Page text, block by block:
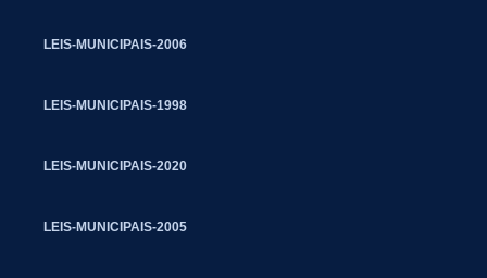
LEIS-MUNICIPAIS-2006
LEIS-MUNICIPAIS-1998
LEIS-MUNICIPAIS-2020
LEIS-MUNICIPAIS-2005